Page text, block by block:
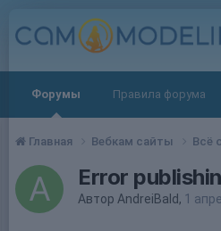
Форумы Правила форума
Главная Вебкам сайты Всё
Error
Автор AndreiBald, 1